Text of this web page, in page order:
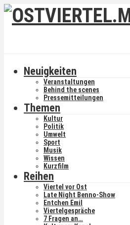
Neuigkeiten
Veranstaltungen
Behind the scenes
Pressemitteilungen
Themen
Kultur
Politik
Umwelt
Sport
Musik
Wissen
Kurzfilm
Reihen
Viertel vor Ost
Late Night Benno-Show
Entchen Emil
Viertelgespräche
7 Fragen an…